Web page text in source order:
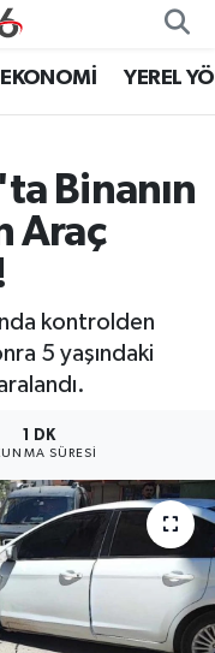
EKONOMİ YEREL
Binanın
Araç
kontrolden
5 yaşındaki
1 DK
SÜRESI